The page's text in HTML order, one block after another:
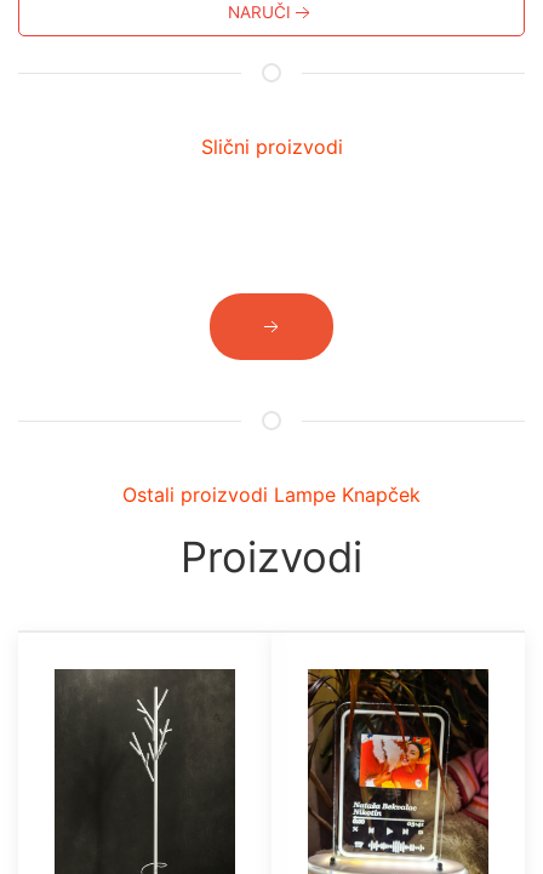
NARUČI
Slični proizvodi
Ostali proizvodi Lampe Knapček
Proizvodi